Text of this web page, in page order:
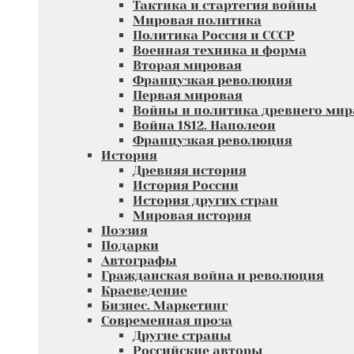
Тактика и стартегия войны
Мировая политика
Политика Россия и СССР
Военная техника и форма
Вторая мировая
Французкая революция
Первая мировая
Войны и политика древнего
Война 1812. Наполеон
Французкая революция
История
Древняя история
История России
История других стран
Мировая история
Поэзия
Подарки
Автографы
Гражданская война и революция
Краеведение
Бизнес. Маркетинг
Современная проза
Другие страны
Российские авторы